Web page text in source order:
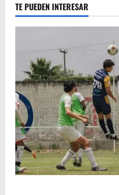
TE PUEDEN INTERESAR